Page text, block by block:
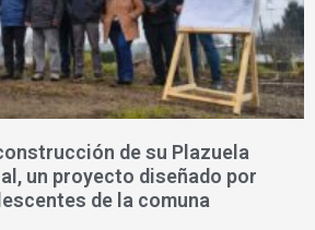
de su Plazuela
un proyecto diseñado por
de la comuna